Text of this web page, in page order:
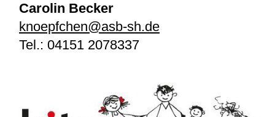
Carolin Becker
knoepfchen@asb-sh.de
Tel.: 04151 2078337